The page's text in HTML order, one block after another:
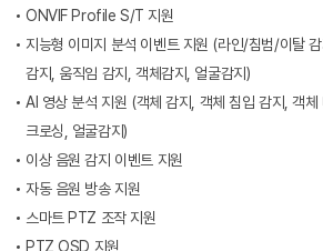
ONVIF Profile S/T 지원
지능형 이미지 분석 이벤트 지원 (라인/침범/이탈
감지, 움직임 감지, 객체감지, 얼굴감지)
AI 영상 분석 지원 (객체 감지, 객체 침입 감지, 객
크로싱, 얼굴감지)
이상 음원 감지 이벤트 지원
자동 음원 방송 지원
스마트 PTZ 조작 지원
PTZ OSD 지원